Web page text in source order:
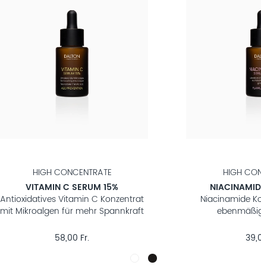
HIGH CONCENTRATE
VITAMIN C SERUM 15%
Antioxidatives Vitamin C Konzentrat
mit Mikroalgen für mehr Spannkraft
58,00 Fr.
HIGH
Niacinamide